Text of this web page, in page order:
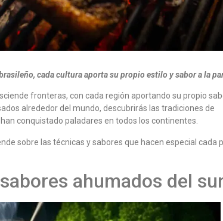
cada cultura aporta su propio estilo y sabor a la
fronteras, con cada región aportando su propio
alrededor del mundo, descubrirás las tradiciones de
conquistado paladares en todos los continentes.
sobre las técnicas y sabores que hacen especial cada
ahumados del